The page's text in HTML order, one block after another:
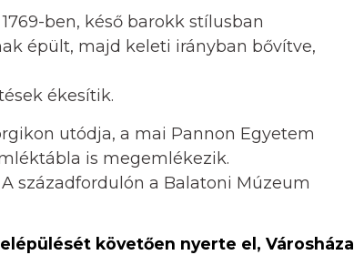
ben, késő barokk stílusban
épült, majd keleti irányban bővítve,
ékesítik.
utódja, a mai Pannon Egyetem
is megemlékezik.
századfordulón a Balatoni Múzeum
követően nyerte el, Városháza